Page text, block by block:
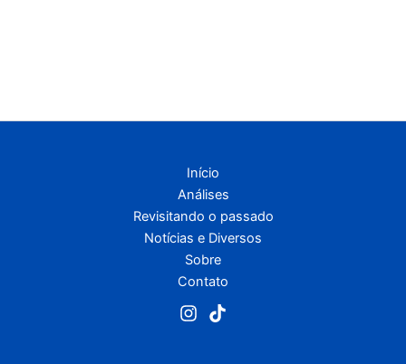
Início
Análises
Revisitando o passado
Notícias e Diversos
Sobre
Contato